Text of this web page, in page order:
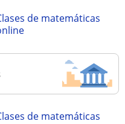
de matemáticas